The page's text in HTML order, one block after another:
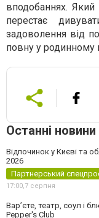
вподобаннях.
перестає
задоволення від
повну у родинному
Останні новини
Відпочинок у Києві та
2026
Партнерський
17:00,7 серпня
Вар’єте, театр, соул і
Pepper's Club